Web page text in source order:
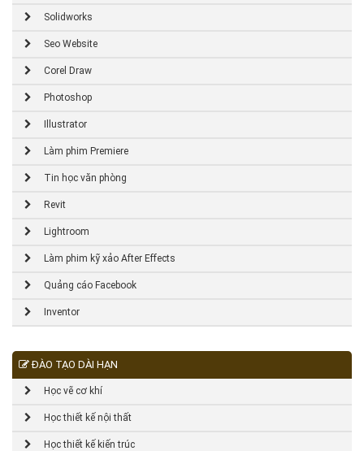
Solidworks
Seo Website
Corel Draw
Photoshop
Illustrator
Làm phim Premiere
Tin học văn phòng
Revit
Lightroom
Làm phim kỹ xảo After Effects
Quảng cáo Facebook
Inventor
ĐÀO TẠO DÀI HẠN
Học vẽ cơ khí
Học thiết kế nội thất
Học thiết kế kiến trúc